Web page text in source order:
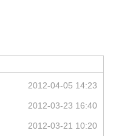
2012-04-05 14:23
2012-03-23 16:40
2012-03-21 10:20